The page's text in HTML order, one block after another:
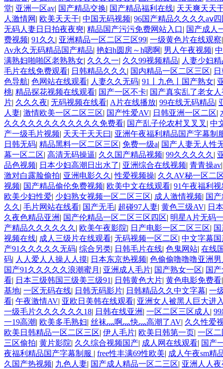
堂| 亚洲一区av| 国产精品交换| 国产精品福利在线| 天天爽天天
人激情网 | 欧美天天干| 中国无码视频| 96国产精品久久久久aⅴ
无码人妻日日拍夜夜奭| 精品国产污污免费网站入口| 国产成人
费视频| 91久久 | 亚洲精品一区二区三区99| 一级黄色片在线观察
Av永久无码精品国产精品| 艳妇h圆房～h嗯啊| 男人午夜视频|
满熟妇啪啪区老熟熟女| 久久久一| 久久99视频精品| 人妻少妇
毛片在线免费观看| 日韩精品久久久 | 国内精品一区二区三区|
色导航| 色网站在线观看| 人妻久久无码| 91丨九色丨国产熟女|
桃| 精品探花视频在线观看| 国产一区不卡| 国产真实乱了老女
片| 久久久夜| 无码视频在线看| A片在线播放| 99在线无码精品|
人妻| 激情欧美一区二区三区| 国产性爱AV| 日韩亚洲一区二区|
久久久久久久久久久久久久免费看| 国产乱子伦农村叉叉叉 | 中
产一级毛片视频| 天天干天天曰| 亚洲午夜福利精品国产字幕制
日韩无码| 精品黑料一区二区三区| 免费一级a| 国产人妻无人性
幕一区二区| 高清无码操逼| 久久国产精品视频| 99久久久久久 |
品色视频| 日本少妇高潮日出水了| 亚洲综合在线视频| 青青操av
激对白露脸偷拍| 亚洲电影久久 |性爱视频操| 久久AV秘一区二
视频| 国产精品偷伦免费视频| 欧美中文在线观看| 91午夜福利
欧美少妇性爱| 少妇熟女视频一区二区三区| 成人激情视频| 国
久久 | 毛片网站在线看| 国产无毛| 超碰97人妻| 黄色三级AV| 日
久夜色精品亚洲 | 国产伦精品一区二区三区四区| 明星A片无码
产精品久久久久久久 | 欧美午夜影院| 日产电影一区二区三区|
视频在线| 成人三级片在线观看| 无码视频一区二区| 中文字幕国
产91久久久久久无码| 综合另类| 日韩毛片在线| 色鬼网站| 在线
码| 人人爱人人操人人摸| 日本东京热视频| 色偷偷噜噜噜亚洲男
国产91久久久久久浪潮蜜月 | 亚洲成人毛片| 国产熟女一区| 国
看| 日本三级韩国三级美三级91 | 日韩黄色大片| 黄色电影免费看
基地| 一区无码在线| 日韩无码影片| 日韩精品久久中文字幕| 一
看| 午夜激情AV| 亚欧日美韩在线观看| 亚洲女人被黑人巨大进
一级毛片久久久久久久18| 日韩在线亚洲 | 一区二区三区成人 |
一19高潮| 欧美多毛熟妇| 丝袜灬啊灬快灬高潮了AV| 久久性爱
欧美日韩精品一区二区三区| 伊人毛片| 欧美日韩第一页| 一区
三区偷拍| 黄片影院| 久久综合视频国产| 成人网在线观看| 国产
夜福利精品国产字幕制服 | free性丰满69性欧美| 成人午夜sm精
久国产热视频| 九色人妻| 国产成人精品一区二三区| 亚洲人人